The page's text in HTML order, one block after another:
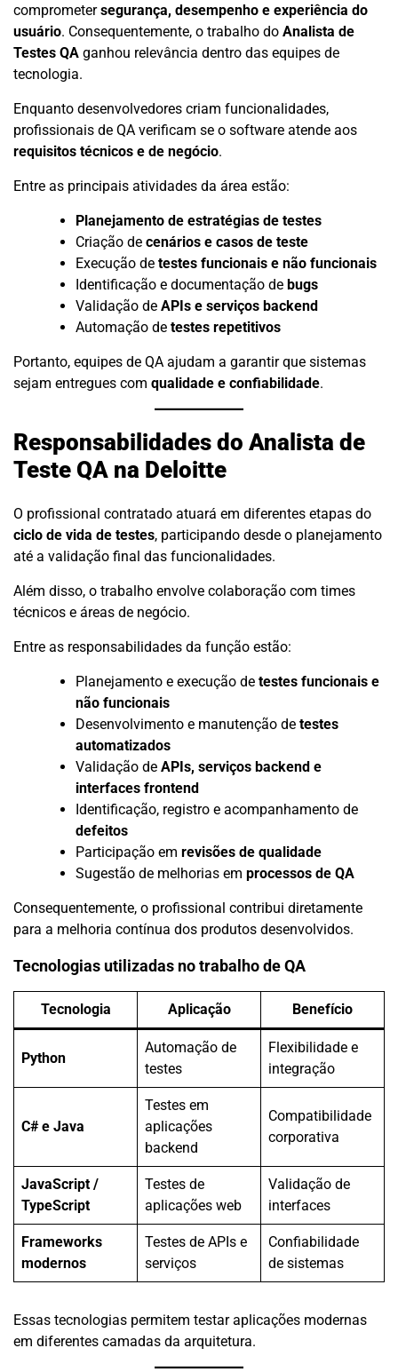
comprometersegurança, desempenho e experiência do
usuário. Consequentemente, o trabalho do Analista de
Testes QA ganhou relevância dentro das equipes de
tecnologia.
Enquanto desenvolvedores criam funcionalidades,
profissionais de QA verificam se o software atende aos
requisitos técnicos e de negócio.
Entre as principais atividades da área estão:
Planejamento de estratégias de testes
Criação de cenários e casos de teste
Execução de testes funcionais e não funcionais
Identificação e documentação de bugs
Validação de APIs e serviços backend
Automação de testes repetitivos
Portanto, equipes de QA ajudam a garantir que sistemas
sejam entregues com qualidade e confiabilidade.
Responsabilidades do Analista de
Teste QA na Deloitte
O profissional contratado atuará em diferentes etapas do
ciclo de vida de testes, participando desde o planejamento
até a validação final das funcionalidades.
Além disso, o trabalho envolve colaboração com times
técnicos e áreas de negócio.
Entre as responsabilidades da função estão:
Planejamento e execução de testes funcionais e
não funcionais
Desenvolvimento e manutenção de testes
automatizados
Validação de APIs, serviços backend e
interfaces frontend
Identificação, registro e acompanhamento de
defeitos
Participação em revisões de qualidade
Sugestão de melhorias em processos de QA
Consequentemente, o profissional contribui diretamente
para a melhoria contínua dos produtos desenvolvidos.
Tecnologias utilizadas no trabalho de QA
Tecnologia Aplicação Benefício
Python
Automação de
testes
Flexibilidade e
integração
C# e Java
Testes em
aplicações
backend
Compatibilidade
corporativa
JavaScript /
TypeScript
Testes de
aplicações web
Validação de
interfaces
Frameworks
modernos
Testes de APIs e
serviços
Confiabilidade
de sistemas
Essas tecnologias permitem testar aplicações modernas
em diferentes camadas da arquitetura.